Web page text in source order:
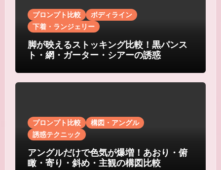
プロンプト比較
ボディライン
下着・ランジェリー
脚が映えるストッキング比較！黒パンス
ト・網・ガーター・シアーの誘惑
プロンプト比較
構図・アングル
誘惑テクニック
アングルだけで色気が爆増！あおり・俯
瞰・寄り・斜め・主観の構図比較